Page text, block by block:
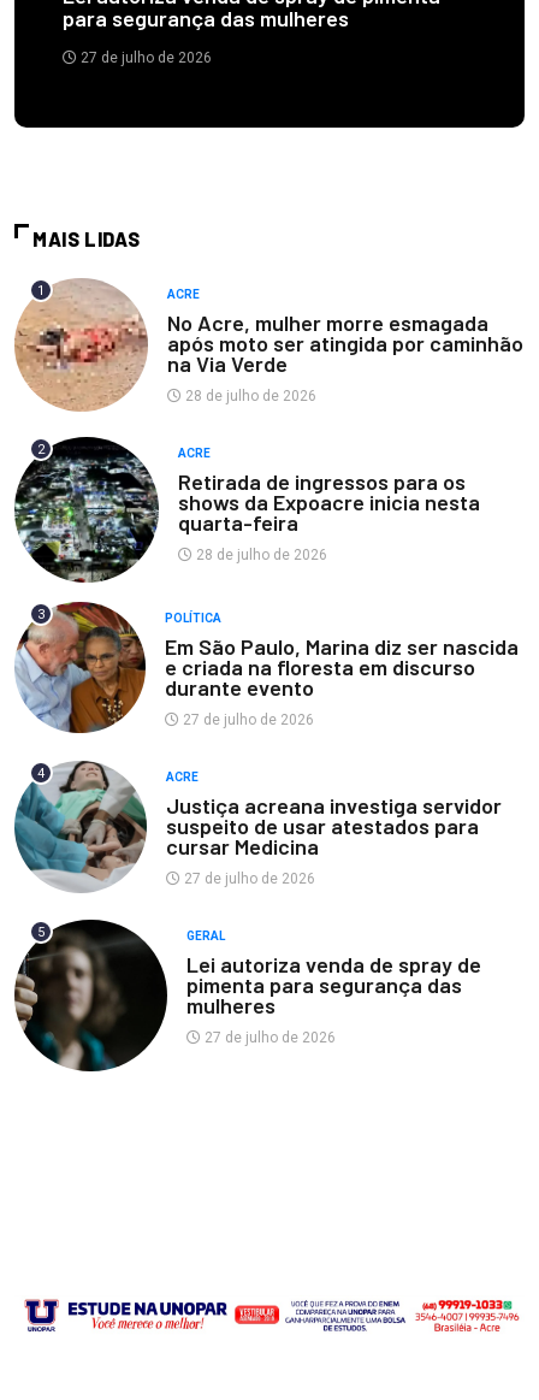
para segurança das mulheres
27 de julho de 2026
MAIS LIDAS
1 ACRE
No Acre, mulher morre esmagada
após moto ser atingida por caminhão
na Via Verde
28 de julho de 2026
2 ACRE
Retirada de ingressos para os
shows da Expoacre inicia nesta
quarta-feira
28 de julho de 2026
3 POLÍTICA
Em São Paulo, Marina diz ser nascida
e criada na floresta em discurso
durante evento
27 de julho de 2026
4 ACRE
Justiça acreana investiga servidor
suspeito de usar atestados para
cursar Medicina
27 de julho de 2026
5 GERAL
Lei autoriza venda de spray de
pimenta para segurança das
mulheres
27 de julho de 2026